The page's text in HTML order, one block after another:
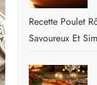
Recette Poulet
Savoureux Et